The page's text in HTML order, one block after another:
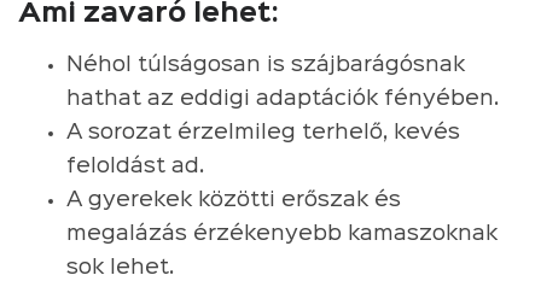
Ami zavaró lehet:
Néhol túlságosan is szájbarágósnak
hathat az eddigi adaptációk fényében.
A sorozat érzelmileg terhelő, kevés
feloldást ad.
A gyerekek közötti erőszak és
megalázás érzékenyebb kamaszoknak
sok lehet.